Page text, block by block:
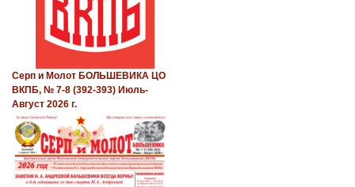
Серп и Молот БОЛЬШЕВИКА ЦО
ВКПБ, № 7-8 (392-393) Июль-
Август 2026 г.